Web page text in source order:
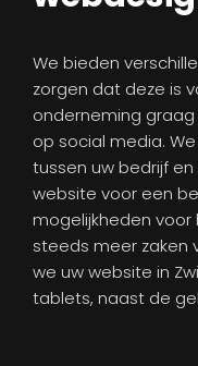
We bieden
zorgen dat deze is
onderneming
op social media.
tussen uw bedrijf
website voor een
mogelijkheden voor
steeds meer zaken
we uw website in
tablets, naast de